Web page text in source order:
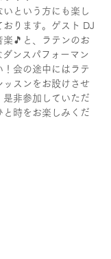
という方にも楽し
おります。ゲスト DJ
楽🎵と、ラテンのお
ンスパフォーマン
！会の途中にはラテ
ッスンをお設けさせ
是非参加していただ
と時をお楽しみくだ